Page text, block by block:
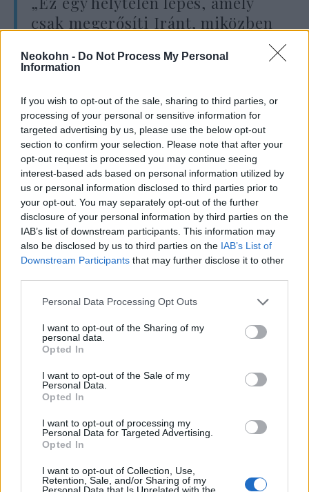
Neokohn - Do Not Process My Personal
Information
If you wish to opt-out of the sale, sharing to third parties, or
processing of your personal or sensitive information for
targeted advertising by us, please use the below opt-out
section to confirm your selection. Please note that after your
opt-out request is processed you may continue seeing
interest-based ads based on personal information utilized by
us or personal information disclosed to third parties prior to
your opt-out. You may separately opt-out of the further
disclosure of your personal information by third parties on the
IAB’s list of downstream participants. This information may
also be disclosed by us to third parties on the IAB’s List of
Downstream Participants that may further disclose it to other
Please note that this website/app uses one or more Google
not limited to your visit or usage behaviour. You may click to
grant or deny consent to Google and its third-party tags to
use your data for below specified purposes in below Google
consent section.
Personal Data Processing Opt Outs
I want to opt-out of the Sharing of my
personal data.
Opted In
I want to opt-out of the Sale of my
Personal Data.
Opted In
I want to opt-out of processing my
Personal Data for Targeted Advertising.
Opted In
I want to opt-out of Collection, Use,
Retention, Sale, and/or Sharing of my
Personal Data that Is Unrelated with the
csak megerősíti Iránt, miközben
nagyobb távolságot teremt
között” – tette hozzá az amerikai
alelnök.
Az iráni külügyminiszter halva születettnek
nevezte korábban a Varsóban tartott, az
Egyesült Államok kezdeményezte közel-
keleti konferenciát.
Mohamed Dzsavád Zarif kijelentette,
mindössze Washington egy újabb kísérletéről
van szó, hogy az Iránnal kapcsolatos
alaptalan rögeszméjét hajszolja.
Az iráni diplomácia vezetője egyben azzal
vádolta Washingtont, hogy valójában nem is
kíván párbeszédet folytatni a konferencia
mintegy hatvan résztvevőjével, hanem csak
saját álláspontját akarja rájuk erőltetni.
Az Egyesült Államok, Izrael és Szaúd-Arábia